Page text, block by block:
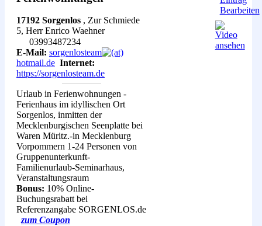
17192 Sorgenlos , Zur Schmiede
5, Herr Enrico Waehner
03993487234
E-Mail: sorgenlosteam
hotmail.de Internet:
https://sorgenlosteam.de
Urlaub in Ferienwohnungen -
Ferienhaus im idyllischen Ort
Sorgenlos, inmitten der
Mecklenburgischen Seenplatte bei
Waren Müritz.-in Mecklenburg
Vorpommern 1-24 Personen von
Gruppenunterkunft-
Familienurlaub-Seminarhaus,
Veranstaltungsraum
Bonus: 10% Online-
Buchungsrabatt bei
Referenzangabe SORGENLOS.de
zum Coupon